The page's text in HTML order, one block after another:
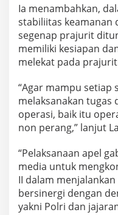
l
h
u
s
u
a
b
u
n
a
n
P
a
P
Ia menambahkan,
stabiliitas keamanan
segenap prajurit
memiliki kesiapan
melekat pada
“Agar mampu setiap
melaksanakan tugas
operasi, baik itu
non perang,” lanjut
“Pelaksanaan apel
media untuk
II dalam
bersinergi dengan
yakni Polri dan